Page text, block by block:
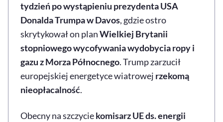
tydzień po wystąpieniu prezydenta USA
Donalda Trumpa w Davos, gdzie ostro
skrytykował on planWielkiej Brytanii
stopniowego wycofywania wydobycia ropy i
gazu z Morza Północnego. Trump zarzucił
europejskiej energetyce wiatrowej rzekomą
nieopłacalność.
Obecny na szczyciekomisarz UE ds. energii